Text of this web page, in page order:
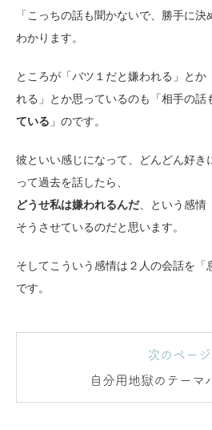
「こっちの話も聞かないで、勝手に
わかります。
ところが「バツ１だと嫌われる」とか
れる」とか思っているのも「相手の話
ている 」のです。
彼といい感じになって、どんどん好
って過去を話したら、
どうせ私は嫌われるんだ、という感情
そうさせているのだと思います。
そしてこういう感情は２人の会話を「
です。
次のページ
自分用地獄のテーマ